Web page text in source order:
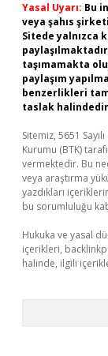
Yasal Uyarı: Bu
veya şahıs
Sitede yalnızca
taşımamakta
paylaşım
benzerlikleri
taslak
Sitemiz, 5651
Kurumu (BTK)
vermektedir. Bu
veya araştırma
yazdıkları
bu sorumluluğu
Hukuka ve yasal
içerikleri,
halinde, ilgili